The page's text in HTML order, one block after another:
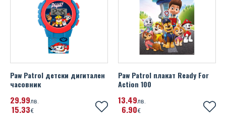
Paw Patrol детски дигитален
часовник
29 99лв.
15 33€
Paw Patrol плакат Ready For
Action 100
13 49лв.
6 90€
UEFA Euro 2020
Watford FC
West Ham United FC
Wolverhampton Wanderers FC